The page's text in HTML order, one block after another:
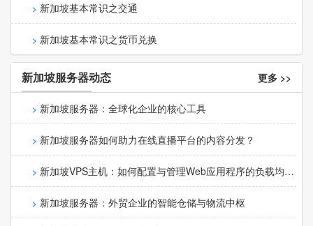
新加坡基本常识之交通
新加坡基本常识之货币兑换
新加坡服务器动态 更多 >>
新加坡服务器：全球化企业的核心工具
新加坡服务器如何助力在线直播平台的内容分发？
新加坡VPS主机：如何配置与管理Web应用程序的负载均
衡？
新加坡服务器：外贸企业的智能仓储与物流中枢